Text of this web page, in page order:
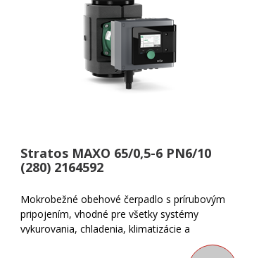
Stratos MAXO 65/0,5-6 PN6/10
(280) 2164592
Mokrobežné obehové čerpadlo s prírubovým
pripojením, vhodné pre všetky systémy
vykurovania, chladenia, klimatizácie a
priemyselné cirkulačné zariadenia. Inteligentné